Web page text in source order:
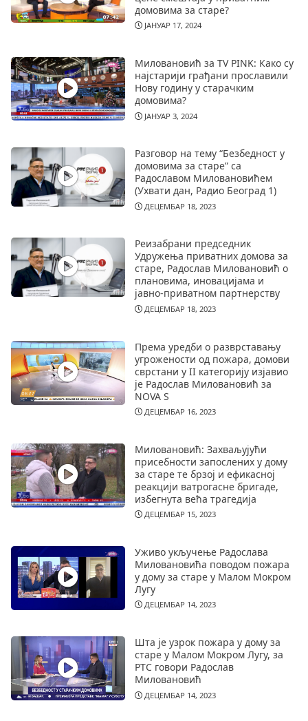
домовима за старе?
ЈАНУАР 17, 2024
Миловановић за TV PINK: Како су
најстарији грађани прославили
Нову годину у старачким
домовима?
ЈАНУАР 3, 2024
Разговор на тему “Безбедност у
домовима за старе” са
Радославом Миловановићем
(Ухвати дан, Радио Београд 1)
ДЕЦЕМБАР 18, 2023
Реизабрани председник
Удружења приватних домова за
старе, Радослав Миловановић о
плановима, иновацијама и
јавно-приватном партнерству
ДЕЦЕМБАР 18, 2023
Према уредби о разврставању
угрожености од пожара, домови
сврстани у II категорију изјавио
је Радослав Миловановић за
NOVA S
ДЕЦЕМБАР 16, 2023
Миловановић: Захваљујући
присебности запослених у дому
за старе те брзој и ефикасној
реакцији ватрогасне бригаде,
избегнута већа трагедија
ДЕЦЕМБАР 15, 2023
Уживо укључење Радослава
Миловановића поводом пожара
у дому за старе у Малом Мокром
Лугу
ДЕЦЕМБАР 14, 2023
Шта је узрок пожара у дому за
старе у Малом Мокром Лугу, за
РТС говори Радослав
Миловановић
ДЕЦЕМБАР 14, 2023